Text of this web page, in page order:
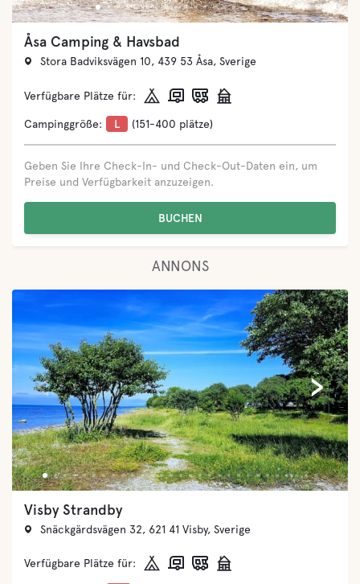
Kapellskärs Camping, Vandrarhem
Fiskarängsvägen 8, 760 15 Gräddö, Sverige
Verfügbare Plätze für:
Campinggröße: M (71-150 plätze)
Geben Sie Ihre Check-In- und Check-Out-Daten ein, um
Preise und Verfügbarkeit anzuzeigen.
BUCHEN
ANNONS
›
‹
Landöns Camping
Landövägen 455, 290 34 Fjälkinge, Sverige
Verfügbare Plätze für: